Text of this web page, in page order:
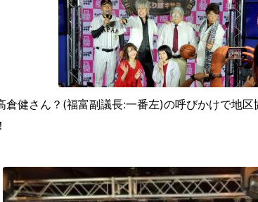
倉健さん？(福富副議長:一番左)の呼びかけで地区